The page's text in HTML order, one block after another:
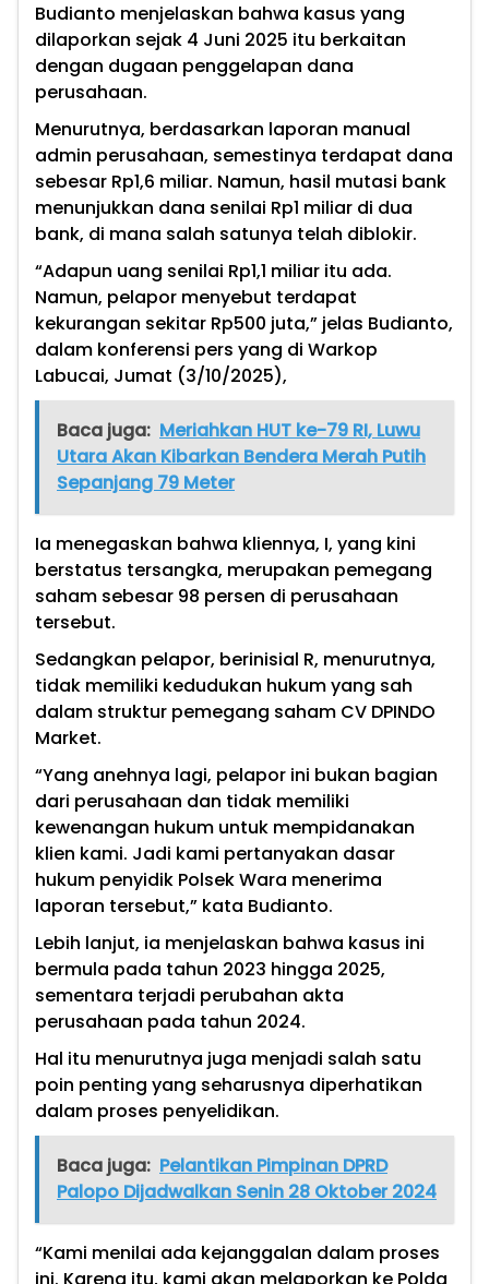
Budianto menjelaskan bahwa kasus yang
dilaporkan sejak 4 Juni 2025 itu berkaitan
dengan dugaan penggelapan dana
perusahaan.
Menurutnya, berdasarkan laporan manual
admin perusahaan, semestinya terdapat dana
sebesar Rp1,6 miliar. Namun, hasil mutasi bank
menunjukkan dana senilai Rp1 miliar di dua
bank, di mana salah satunya telah diblokir.
“Adapun uang senilai Rp1,1 miliar itu ada.
Namun, pelapor menyebut terdapat
kekurangan sekitar Rp500 juta,” jelas Budianto,
dalam konferensi pers yang di Warkop
Labucai, Jumat (3/10/2025),
Baca juga: Meriahkan HUT ke-79 RI, Luwu
Utara Akan Kibarkan Bendera Merah Putih
Sepanjang 79 Meter
Ia menegaskan bahwa kliennya, I, yang kini
berstatus tersangka, merupakan pemegang
saham sebesar 98 persen di perusahaan
tersebut.
Sedangkan pelapor, berinisial R, menurutnya,
tidak memiliki kedudukan hukum yang sah
dalam struktur pemegang saham CV DPINDO
Market.
“Yang anehnya lagi, pelapor ini bukan bagian
dari perusahaan dan tidak memiliki
kewenangan hukum untuk mempidanakan
klien kami. Jadi kami pertanyakan dasar
hukum penyidik Polsek Wara menerima
laporan tersebut,” kata Budianto.
Lebih lanjut, ia menjelaskan bahwa kasus ini
bermula pada tahun 2023 hingga 2025,
sementara terjadi perubahan akta
perusahaan pada tahun 2024.
Hal itu menurutnya juga menjadi salah satu
poin penting yang seharusnya diperhatikan
dalam proses penyelidikan.
Baca juga: Pelantikan Pimpinan DPRD
Palopo Dijadwalkan Senin 28 Oktober 2024
“Kami menilai ada kejanggalan dalam proses